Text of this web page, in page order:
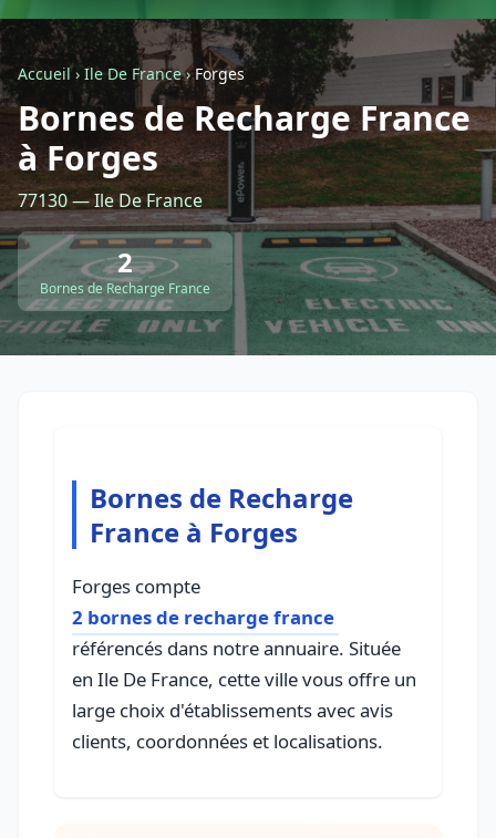
Autre
Retour à la liste des métiers
CGU-Confidentialité- Service proposé parViteUnDevis.com-Vous
Accueil› Ile De France›Forges
Bornes de Recharge France
à Forges
77130 — Ile De France
2
Bornes de Recharge France
Bornes de Recharge
France à Forges
Forges compte
2 bornes de recharge france
référencés dans notre annuaire. Située
en Ile De France, cette ville vous offre un
large choix d'établissements avec avis
clients, coordonnées et localisations.